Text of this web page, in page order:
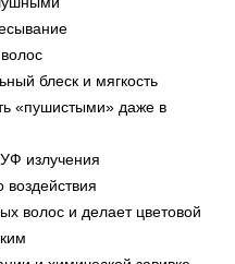
блеск и мягкость
«пушистыми» даже в
излучения
волос и делает цветовой